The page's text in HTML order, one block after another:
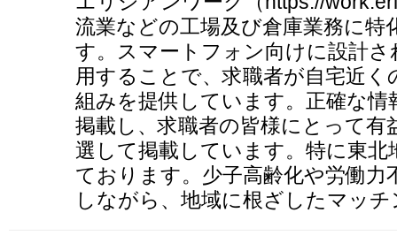
流業などの工場及び倉庫業務に特
す。スマートフォン向けに設計
用することで、求職者が自宅近
組みを提供しています。正確な
掲載し、求職者の皆様にとって有
選して掲載しています。特に東
ております。少子高齢化や労働
しながら、地域に根ざしたマッ